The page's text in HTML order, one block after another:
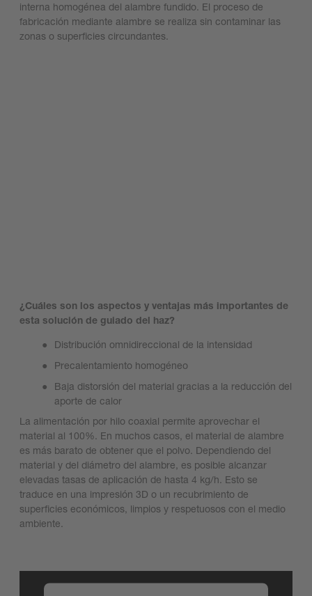
interna homogénea del alambre fundido. El proceso de
fabricación mediante alambre se realiza sin contaminar las
zonas o superficies circundantes.
¿Cuáles son los aspectos y ventajas más importantes de
esta solución de guiado del haz?
Distribución omnidireccional de la intensidad
Precalentamiento homogéneo
Baja distorsión del material gracias a la reducción del
aporte de calor
La alimentación por hilo coaxial permite aprovechar el
material al 100%. En muchos casos, el material de alambre
es más barato de obtener que el polvo. Dependiendo del
material y del diámetro del alambre, es posible alcanzar
elevadas tasas de aplicación de hasta 4 kg/h. Esto se
traduce en una impresión 3D o un recubrimiento de
superficies económicos, limpios y respetuosos con el medio
ambiente.